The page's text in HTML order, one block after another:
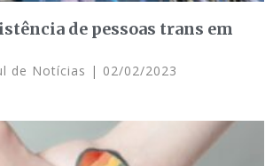
de pessoas trans em
de Notícias 02/02/2023